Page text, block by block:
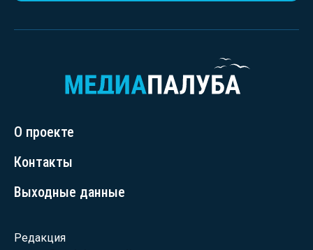
О проекте
Контакты
Выходные данные
Редакция